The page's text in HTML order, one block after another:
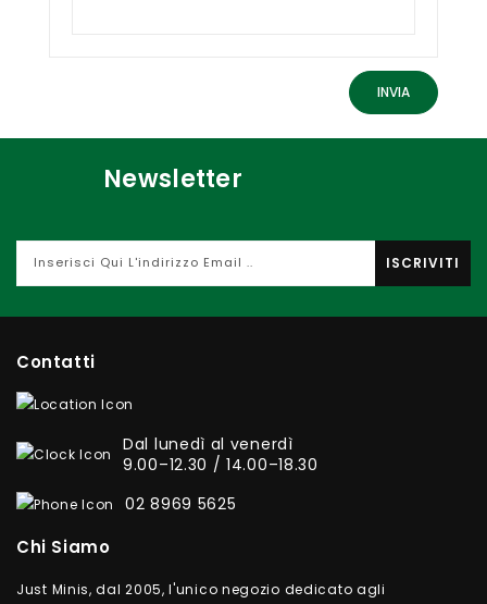
Newsletter
ISCRIVITI
Contatti
Dal lunedì al venerdì
9.00–12.30 / 14.00–18.30
02 8969 5625
Chi Siamo
Just Minis, dal 2005, l'unico negozio dedicato agli